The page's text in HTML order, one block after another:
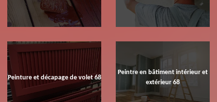
Peinture et décapage de volet 68
Peintre en bâtiment intérieur et
extérieur 68